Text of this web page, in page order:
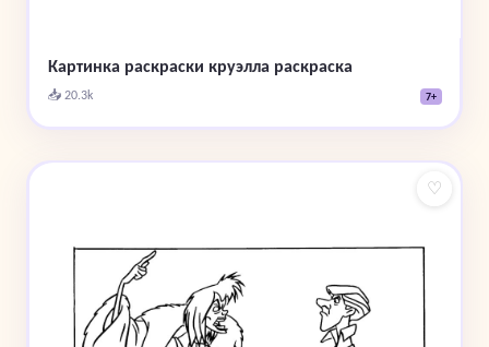
Картинка раскраски круэлла раскраска
📥 20.3k 7+
♡